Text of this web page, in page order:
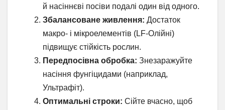
й насіннєві посіви подалі один від одного.
Збалансоване живлення: Достаток
макро- і мікроелементів (LF-Олійні)
підвищує стійкість рослин.
Передпосівна обробка: Знезаражуйте
насіння фунгіцидами (наприклад,
Ультрафіт).
Оптимальні строки: Сійте вчасно, щоб